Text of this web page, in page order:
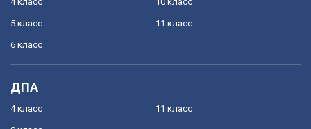
5 класс
6 класс
11 класс
ДПА
4 класс 11 класс